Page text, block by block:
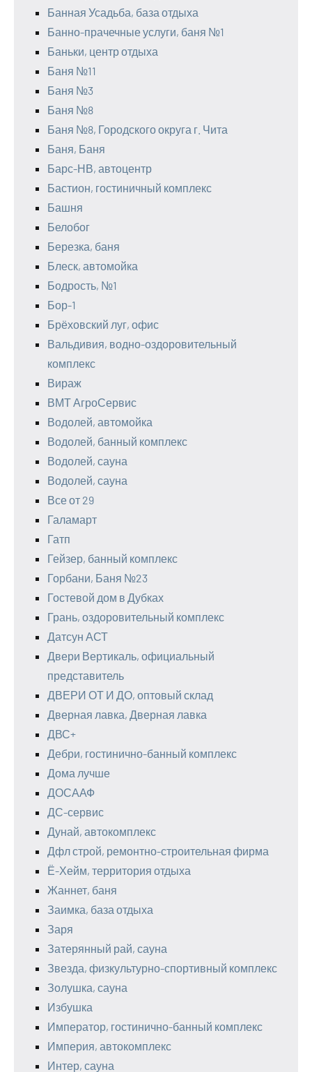
Банная Усадьба, база отдыха
Банно-прачечные услуги, баня №1
Баньки, центр отдыха
Баня №11
Баня №3
Баня №8
Баня №8, Городского округа г. Чита
Баня, Баня
Барс-НВ, автоцентр
Бастион, гостиничный комплекс
Башня
Белобог
Березка, баня
Блеск, автомойка
Бодрость, №1
Бор-1
Брёховский луг, офис
Вальдивия, водно-оздоровительный
комплекс
Вираж
ВМТ АгроСервис
Водолей, автомойка
Водолей, банный комплекс
Водолей, сауна
Водолей, сауна
Все от 29
Галамарт
Гатп
Гейзер, банный комплекс
Горбани, Баня №23
Гостевой дом в Дубках
Грань, оздоровительный комплекс
Датсун АСТ
Двери Вертикаль, официальный
представитель
ДВЕРИ ОТ И ДО, оптовый склад
Дверная лавка, Дверная лавка
ДВС+
Дебри, гостинично-банный комплекс
Дома лучше
ДОСААФ
ДС-сервис
Дунай, автокомплекс
Дфл строй, ремонтно-строительная фирма
Ё-Хейм, территория отдыха
Жаннет, баня
Заимка, база отдыха
Заря
Затерянный рай, сауна
Звезда, физкультурно-спортивный комплекс
Золушка, сауна
Избушка
Император, гостинично-банный комплекс
Империя, автокомплекс
Интер, сауна